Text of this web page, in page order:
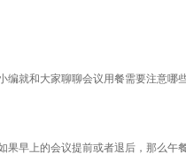
和大家聊聊会议用餐需要注意哪
早上的会议提前或者退后，那么